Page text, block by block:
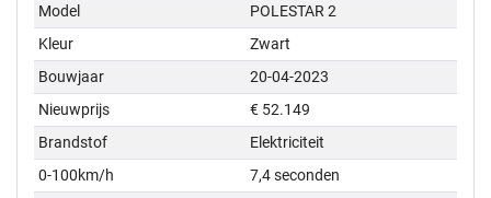
Model
POLESTAR 2
Kleur
Zwart
Bouwjaar
20-04-2023
Nieuwprijs
€ 52.149
Brandstof
Elektriciteit
0-100km/h
7,4 seconden